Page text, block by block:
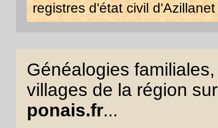
registres d'état civil
Généalogies
villages de la région
ponais.fr...